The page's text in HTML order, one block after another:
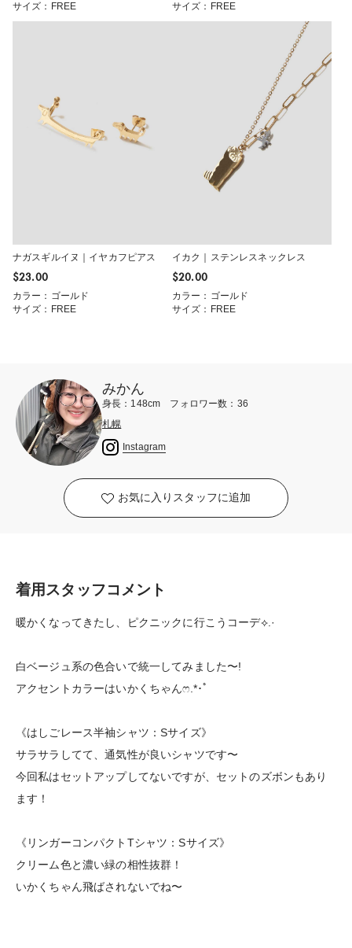
サイズ：FREE
サイズ：FREE
ナガスギルイヌ｜イヤカフピアス
$‌23.00
カラー：ゴールド
サイズ：FREE
イカク｜ステンレスネックレス
$‌20.00
カラー：ゴールド
サイズ：FREE
みかん
身長：148cm フォロワー数：36
札幌
Instagram
お気に入りスタッフに追加
着用スタッフコメント
暖かくなってきたし、ピクニックに行こうコーデ⟡.·
白ベージュ系の色合いで統一してみました〜!
アクセントカラーはいかくちゃん‪ෆ‪.*･ﾟ
《はしごレース半袖シャツ：Sサイズ》
サラサラしてて、通気性が良いシャツです〜
今回私はセットアップしてないですが、セットのズボンもあり
ます！
《リンガーコンパクトTシャツ：Sサイズ》
クリーム色と濃い緑の相性抜群！
いかくちゃん飛ばされないでね〜